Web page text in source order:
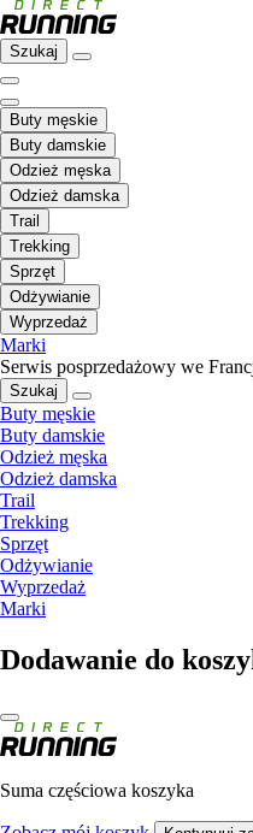
Szukaj
Buty męskie
Buty damskie
Odzież męska
Odzież damska
Trail
Trekking
Sprzęt
Odżywianie
Wyprzedaż
Marki
Serwis posprzedażowy we
Szukaj
Buty męskie
Buty damskie
Odzież męska
Odzież damska
Trail
Trekking
Sprzęt
Odżywianie
Wyprzedaż
Marki
Dodawanie do
Suma częściowa koszyka